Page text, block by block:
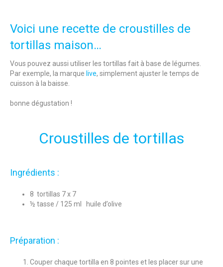
Voici une recette de croustilles de
tortillas maison…
Vous pouvez aussi utiliser les tortillas fait à base de légumes.
Par exemple, la marque live, simplement ajuster le temps de
cuisson à la baisse.
bonne dégustation !
Croustilles de tortillas
Ingrédients :
8 tortillas 7 x 7
½ tasse / 125 ml huile d’olive
Préparation :
Couper chaque tortilla en 8 pointes et les placer sur une